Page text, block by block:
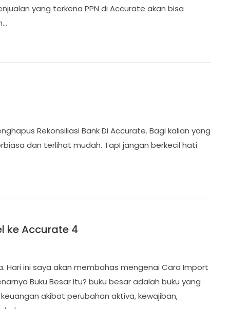
yang terkena PPN di Accurate akan bisa
Rekonsiliasi Bank Di Accurate. Bagi kalian yang
dan terlihat mudah. TapI jangan berkecil hati
ke Accurate 4
Hari ini saya akan membahas mengenai Cara Import
Buku Besar Itu? buku besar adalah buku yang
akibat perubahan aktiva, kewajiban,